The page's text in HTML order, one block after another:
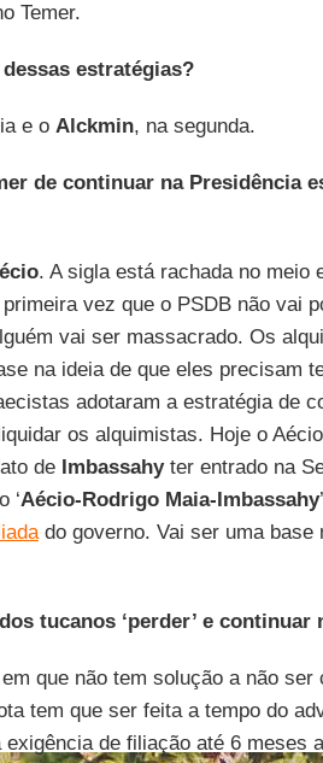
Temer.
estratégias?
e o Alckmin, na segunda.
de continuar na Presidência
. A sigla está rachada no meio
vez que o PSDB não vai
vai ser massacrado. Os
na ideia de que eles precisam
adotaram a estratégia de
os alquimistas. Hoje o
de Imbassahyter entrado na
‘Aécio-Rodrigo Maia-Imbassahy
do governo. Vai ser uma base
tucanos ‘perder’ e continuar
que não tem solução a não ser
tem que ser feita a tempo do
de filiação até 6 meses